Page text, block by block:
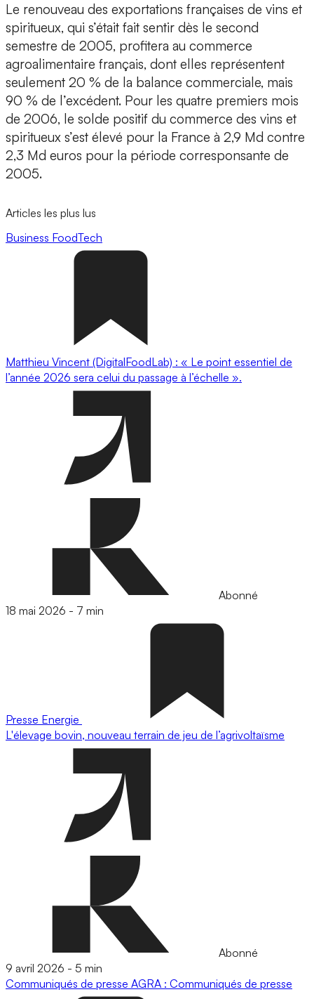
Le renouveau des exportations françaises de vins et
spiritueux, qui s’était fait sentir dès le second
semestre de 2005, profitera au commerce
agroalimentaire français, dont elles représentent
seulement 20 % de la balance commerciale, mais
90 % de l’excédent. Pour les quatre premiers mois
de 2006, le solde positif du commerce des vins et
spiritueux s’est élevé pour la France à 2,9 Md contre
2,3 Md euros pour la période corresponsante de
2005.
Articles les plus lus
Business FoodTech
Matthieu Vincent (DigitalFoodLab) : « Le point essentiel de
l’année 2026 sera celui du passage à l’échelle ».
Abonné
18 mai 2026 - 7 min
Presse Energie
L'élevage bovin, nouveau terrain de jeu de l’agrivoltaïsme
Abonné
9 avril 2026 - 5 min
Communiqués de presse AGRA : Communiqués de presse